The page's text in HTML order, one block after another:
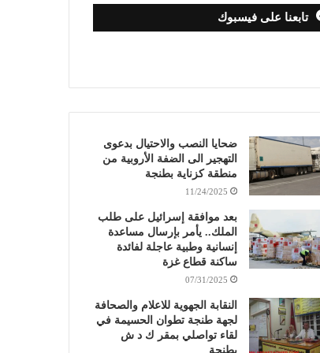
تابعنا على فيسبوك
ضحايا النصب والاحتيال بدعوى
التهجير الى الضفة الأروبية من
منطقة كزناية بطنجة
11/24/2025
بعد موافقة إسرائيل على طلب
الملك.. يأمر بإرسال مساعدة
إنسانية وطبية عاجلة لفائدة
ساكنة قطاع غزة
07/31/2025
النقابة الجهوية للاعلام والصحافة
لجهة طنجة تطوان الحسيمة في
لقاء تواصلي بمقر ك د ش
بطنجة